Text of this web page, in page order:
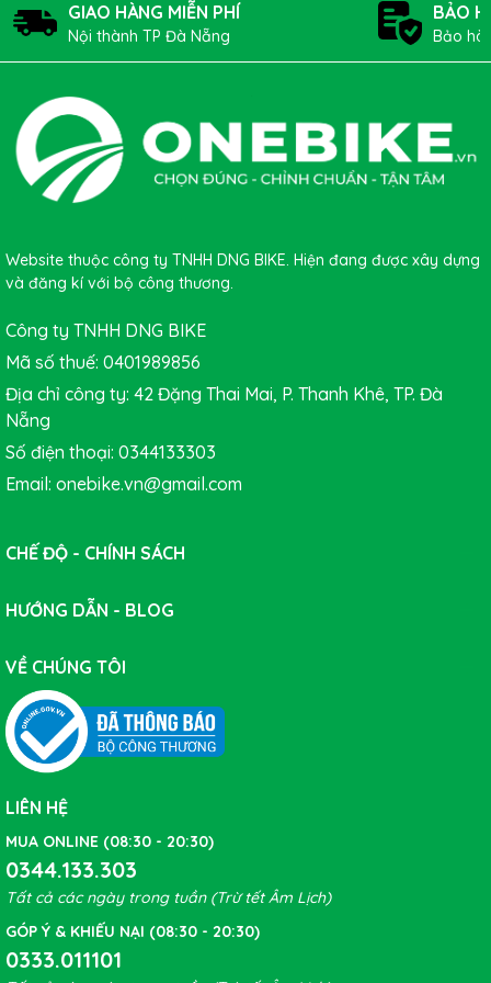
700x28cchất lượng. Bạn có thể đến tại cửa hàng hay đặt mua
nhanh sản phẩm thông qua các kênh online của Cty (Website,
Facebook, Zalo,..) hoặcGỌI NGAY 0916 790 059 - 0912 190 059
Nếu bạn muốn khám phá thêm các mẫu lốp xe đạp khác, hãy
tham khảo ngay bộ sưu tập của
ONEBIKE tại đây
GIAO HÀNG MIỄN PHÍ
Nội thành TP Đà Nẵng
BẢO
Bảo
Website thuộc công ty TNHH DNG BIKE. Hiện đang được xây dựng
và đăng kí với bộ công thương.
Công ty TNHH DNG BIKE
Mã số thuế: 0401989856
Địa chỉ công ty: 42 Đặng Thai Mai, P. Thanh Khê, TP. Đà
Nẵng
Số điện thoại: 0344133303
Email: onebike.vn@gmail.com
CHẾ ĐỘ - CHÍNH SÁCH
HƯỚNG DẪN - BLOG
VỀ CHÚNG TÔI
LIÊN HỆ
MUA ONLINE (08:30 - 20:30)
0344.133.303
Tất cả các ngày trong tuần (Trừ tết Âm Lịch)
GÓP Ý & KHIẾU NẠI (08:30 - 20:30)
0333.011101